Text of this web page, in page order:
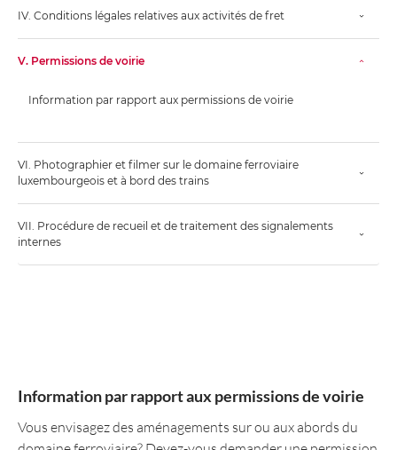
IV. Conditions légales relatives aux activités de fret
V. Permissions de voirie
Information par rapport aux permissions de voirie
VI. Photographier et filmer sur le domaine ferroviaire
luxembourgeois et à bord des trains
VII. Procédure de recueil et de traitement des signalements
internes
Information par rapport aux permissions de voirie
Vous envisagez des aménagements sur ou aux abords du